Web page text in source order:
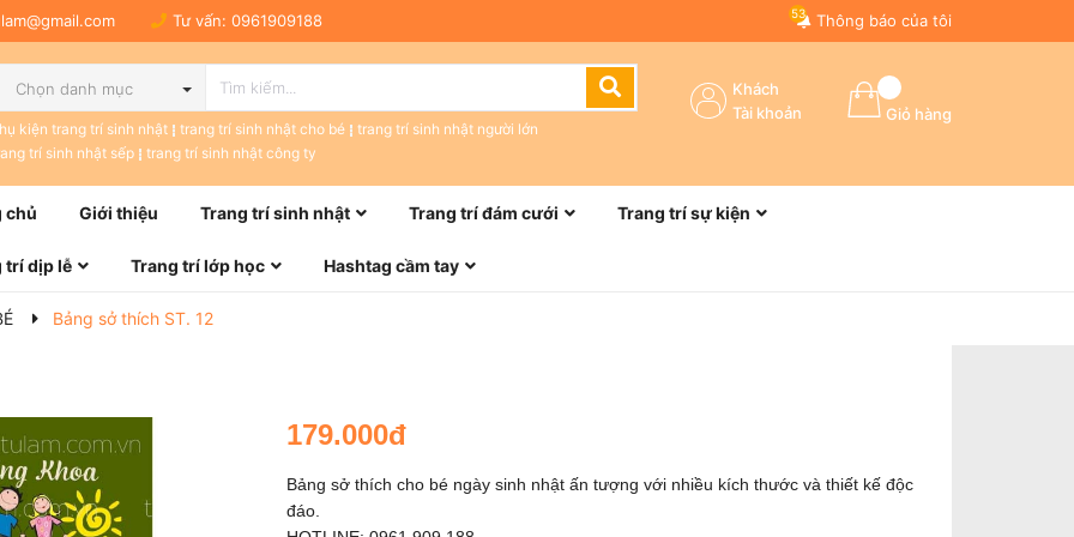
Tư vấn: 0961909188 Thông báo của tôi
53
Chọn danh mục
kiện trang trí sinh nhật trang trí sinh nhật cho bé
trang trí sinh nhật người lớn
trí sinh nhật sếp
trang trí sinh nhật công ty
Giỏ hàng
Khách
Tài khoản
chủ Giới thiệu Trang trí sinh nhật Trang trí đám cưới Trang trí sự kiện
trí dịp lễ Trang trí lớp học Hashtag cầm tay
Bảng sở thích ST. 12
179.000đ
Bảng sở thích cho bé ngày sinh nhật ấn tượng với nhiều kích thước và thiết kế độc
đáo.